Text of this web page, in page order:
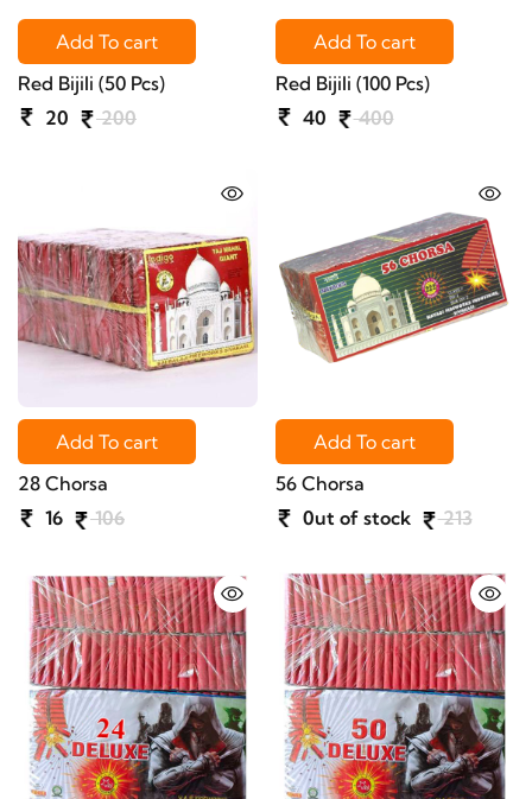
Add To cart
Red Bijili (50 Pcs)
20
200
Add To cart
Red Bijili (100 Pcs)
40
400
Add To cart
28 Chorsa
16
106
Add To cart
56 Chorsa
0ut of stock
213